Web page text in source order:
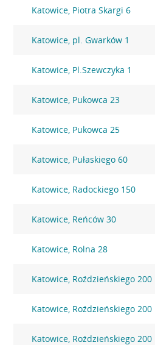
Katowice, Piotra Skargi 6
Katowice, pl. Gwarków 1
Katowice, Pl.Szewczyka 1
Katowice, Pukowca 23
Katowice, Pukowca 25
Katowice, Pułaskiego 60
Katowice, Radockiego 150
Katowice, Reńców 30
Katowice, Rolna 28
Katowice, Roździeńskiego 200
Katowice, Roździeńskiego 200
Katowice, Roździeńskiego 200